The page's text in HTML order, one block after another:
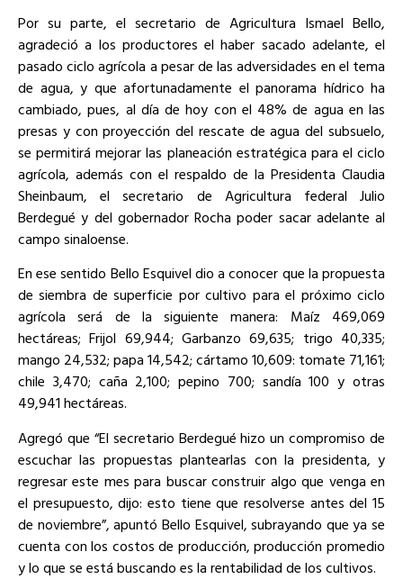
Por su parte, el secretario de Agricultura Ismael Bello,
agradeció a los productores el haber sacado adelante, el
pasado ciclo agrícola a pesar de las adversidades en el tema
de agua, y que afortunadamente el panorama hídrico ha
cambiado, pues, al día de hoy con el 48% de agua en las
presas y con proyección del rescate de agua del subsuelo,
se permitirá mejorar las planeación estratégica para el ciclo
agrícola, además con el respaldo de la Presidenta Claudia
Sheinbaum, el secretario de Agricultura federal Julio
Berdegué y del gobernador Rocha poder sacar adelante al
campo sinaloense.
En ese sentido Bello Esquivel dio a conocer que la propuesta
de siembra de superficie por cultivo para el próximo ciclo
agrícola será de la siguiente manera: Maíz 469,069
hectáreas; Frijol 69,944; Garbanzo 69,635; trigo 40,335;
mango 24,532; papa 14,542; cártamo 10,609: tomate 71,161;
chile 3,470; caña 2,100; pepino 700; sandía 100 y otras
49,941 hectáreas.
Agregó que “El secretario Berdegué hizo un compromiso de
escuchar las propuestas plantearlas con la presidenta, y
regresar este mes para buscar construir algo que venga en
el presupuesto, dijo: esto tiene que resolverse antes del 15
de noviembre”, apuntó Bello Esquivel, subrayando que ya se
cuenta con los costos de producción, producción promedio
y lo que se está buscando es la rentabilidad de los cultivos.